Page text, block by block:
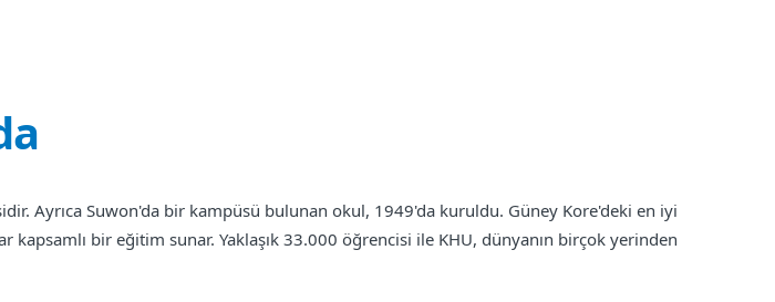
Ayrıca Suwon'da bir kampüsü bulunan okul, 1949'da kuruldu. Güney Kore'deki en iyi
bir eğitim sunar. Yaklaşık 33.000 öğrencisi ile KHU, dünyanın birçok yerinden